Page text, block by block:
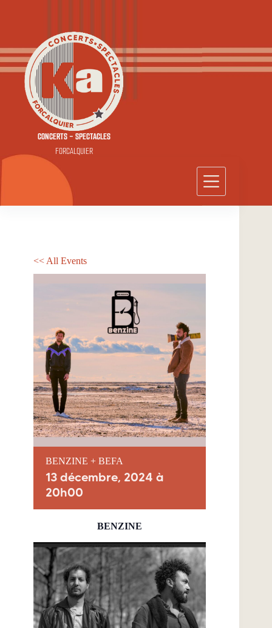
CONCERTS - SPECTACLES
FORCALQUIER
<< All Events
BENZINE + BEFA
13 décembre, 2024 à
20h00
BENZINE